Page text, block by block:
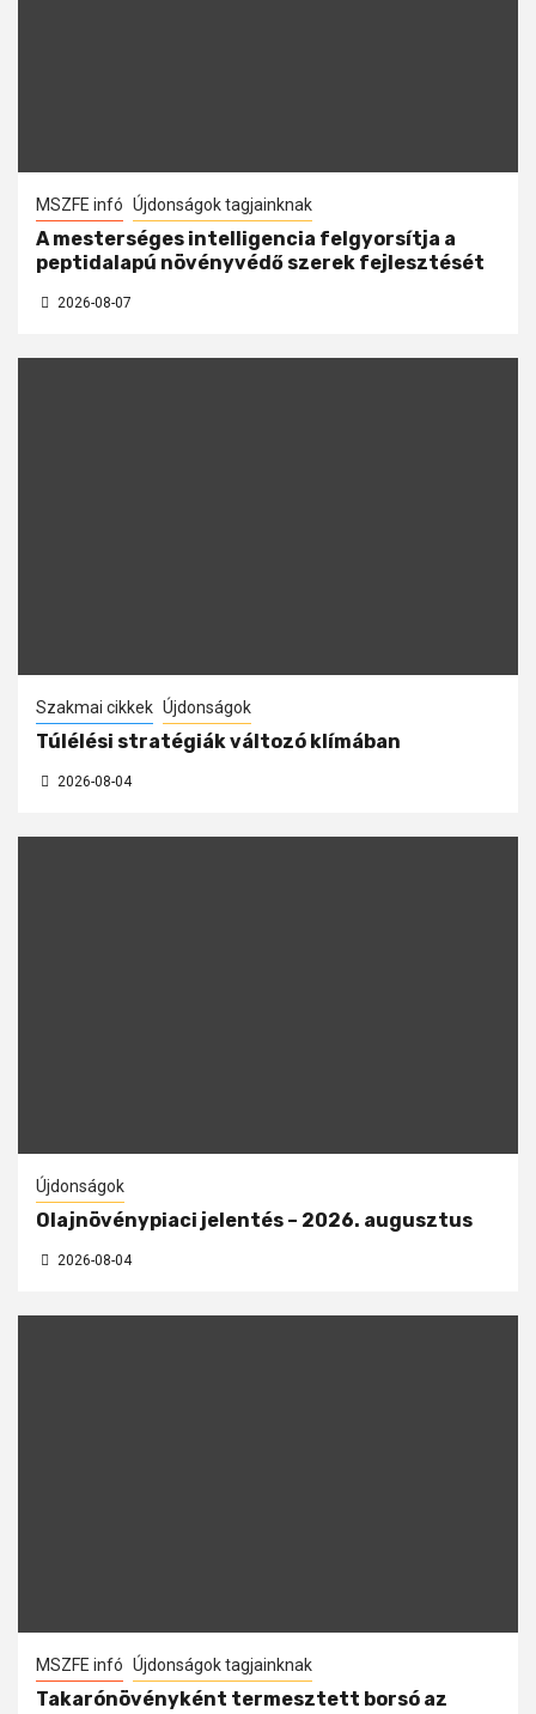
MSZFE infó Újdonságok tagjainknak
A mesterséges intelligencia felgyorsítja a
peptidalapú növényvédő szerek fejlesztését
2026-08-07
Szakmai cikkek Újdonságok
Túlélési stratégiák változó klímában
2026-08-04
Újdonságok
Olajnövénypiaci jelentés – 2026. augusztus
2026-08-04
MSZFE infó Újdonságok tagjainknak
Takarónövényként termesztett borsó az